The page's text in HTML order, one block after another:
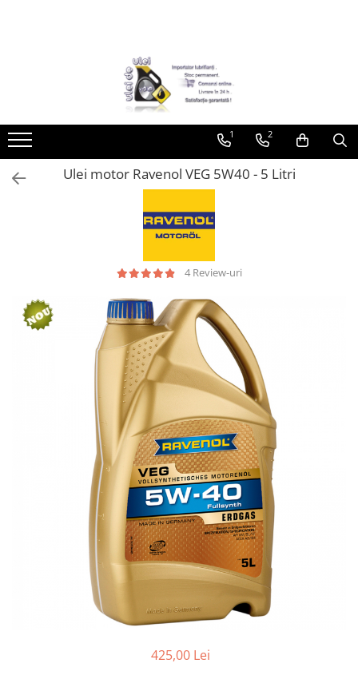
► Detailing si cosmetica
Curatare tapiterie auto
Curatare si intretinere piele
Plastice interioare
Sampon auto
Polish auto
Jante si anvelope
Accesorii spalare si uscare
Curatare generala
Restaurare faruri
Spalare si detailing rapid
Decontaminare vopsea
Intretinere vopsea
Dressing exterior
Intretinere moto
Intretinere barci
Recipiente si pulverizatoare
1 2
Ulei motor Ravenol VEG 5W40 - 5 Litri
4 Review-uri
425,00 Lei